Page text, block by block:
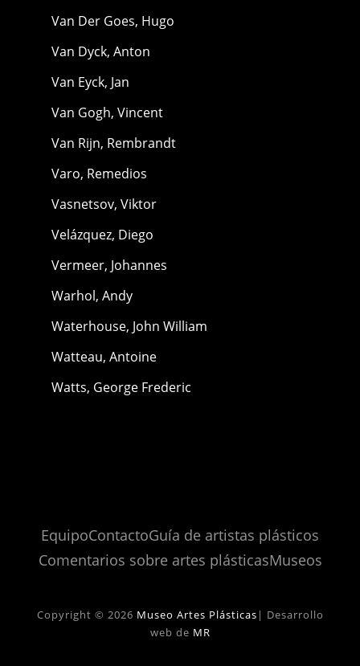
Van Der Goes, Hugo
Van Dyck, Anton
Van Eyck, Jan
Van Gogh, Vincent
Van Rijn, Rembrandt
Varo, Remedios
Vasnetsov, Viktor
Velázquez, Diego
Vermeer, Johannes
Warhol, Andy
Waterhouse, John William
Watteau, Antoine
Watts, George Frederic
EquipoContactoGuía de artistas plásticos
Comentarios sobre artes plásticasMuseos
Copyright © 2026 Museo Artes Plásticas | Desarrollo
web de MR